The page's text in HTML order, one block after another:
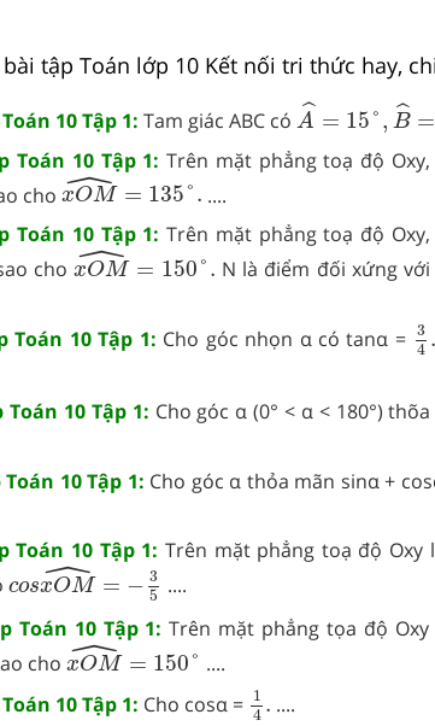
tập Toán lớp 10 Kết nối tri thức hay,
10 Tập 1: Tam giác ABC có ˆ
A = 15°, ˆ
B =
A^ ^=
Toán 10 Tập 1:Trên mặt phẳng toạ độ
cho ˆ
xOM = 135°.
xOM^= 135°.
....
Toán 10 Tập 1:Trên mặt phẳng toạ độ
cho ˆ
xOM = 150°.
xOM^ =150°.
N là điểm đối xứng
Toán 10 Tập 1: Cho góc nhọn α có tanα = 3
4 .
3
10 Tập 1: Cho góc α (0° < α < 180°)
10 Tập 1: Cho góc α thỏa mãn sinα +
Toán 10 Tập 1: Trên mặt phẳng toạ độ Oxy
cos ˆ
xOM = − 3
5
c osxOM ^=−3 5
....
Toán 10 Tập 1:Trên mặt phẳng tọa độ
cho ˆ
xOM = 150°
xOM^= 150°
....
10 Tập 1: Cho cosα = 1
4 .
1
....